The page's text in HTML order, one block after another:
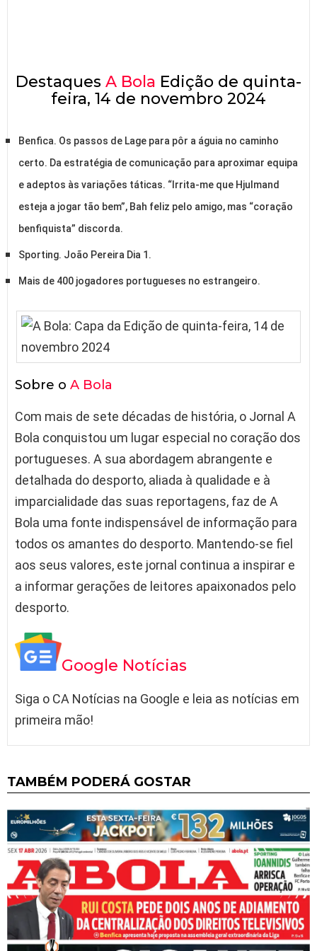
Destaques A Bola Edição de quinta-
feira, 14 de novembro 2024
Benfica. Os passos de Lage para pôr a águia no caminho
certo. Da estratégia de comunicação para aproximar equipa
e adeptos às variações táticas. “Irrita-me que Hjulmand
esteja a jogar tão bem”, Bah feliz pelo amigo, mas “coração
benfiquista” discorda.
Sporting. João Pereira Dia 1.
Mais de 400 jogadores portugueses no estrangeiro.
Sobre o A Bola
Com mais de sete décadas de história, o Jornal A
Bola conquistou um lugar especial no coração dos
portugueses. A sua abordagem abrangente e
detalhada do desporto, aliada à qualidade e à
imparcialidade das suas reportagens, faz de A
Bola uma fonte indispensável de informação para
todos os amantes do desporto. Mantendo-se fiel
aos seus valores, este jornal continua a inspirar e
a informar gerações de leitores apaixonados pelo
desporto.
Google Notícias
Siga o CA Notícias na Google e leia as notícias em
primeira mão!
TAMBÉM PODERÁ GOSTAR